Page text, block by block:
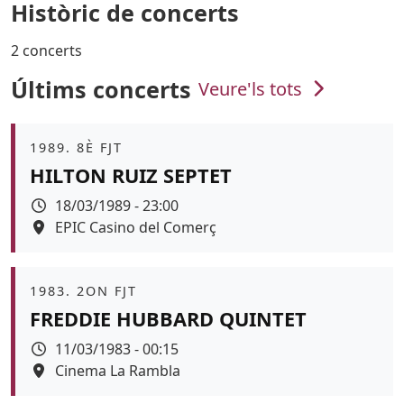
Històric de concerts
2 concerts
Últims concerts Veure'ls tots
Àmbit
1989. 8È FJT
HILTON RUIZ SEPTET
Data
18/03/1989 - 23:00
Espai
EPIC Casino del Comerç
Àmbit
1983. 2ON FJT
FREDDIE HUBBARD QUINTET
Data
11/03/1983 - 00:15
Espai
Cinema La Rambla